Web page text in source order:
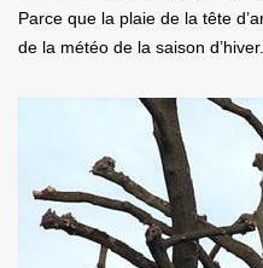
Parce que la plaie de la tête
de la météo de la saison d’hiver.